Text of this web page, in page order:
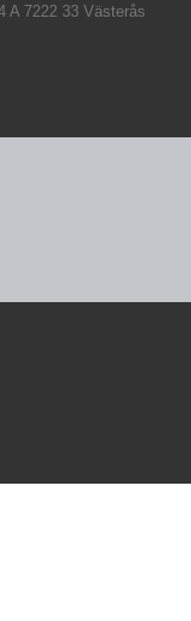
A 7222 33 Västerås